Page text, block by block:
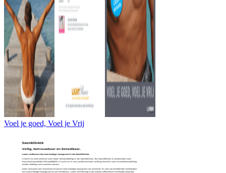
Voel je goed, Voel je Vrij